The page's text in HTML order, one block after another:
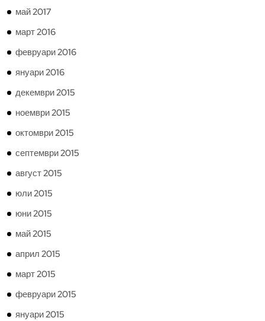
май 2017
март 2016
февруари 2016
януари 2016
декември 2015
ноември 2015
октомври 2015
септември 2015
август 2015
юли 2015
юни 2015
май 2015
април 2015
март 2015
февруари 2015
януари 2015